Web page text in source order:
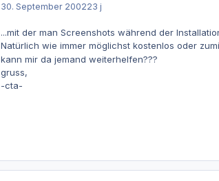
30. September 200223 j
...mit der man Screenshots während der
Natürlich wie immer möglichst kostenlos oder
kann mir da jemand weiterhelfen???
gruss,
-cta-